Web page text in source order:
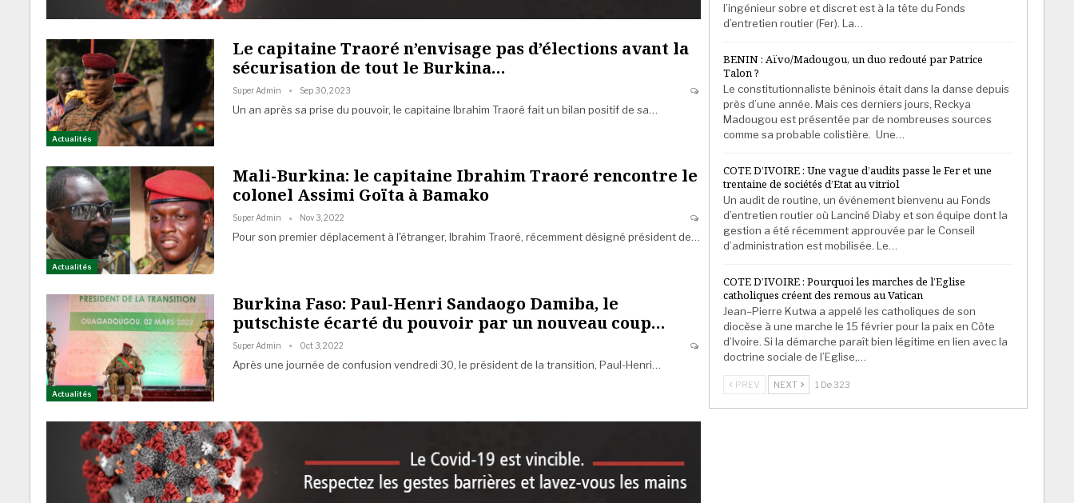
Actualités
Le capitaine Traoré n’envisage pas d’élections avant la
sécurisation de tout le Burkina…
Super Admin Sep 30, 2023
Un an après sa prise du pouvoir, le capitaine Ibrahim Traoré fait un bilan positif de sa…
Actualités
Mali-Burkina: le capitaine Ibrahim Traoré rencontre le
colonel Assimi Goïta à Bamako
Super Admin Nov 3, 2022
Pour son premier déplacement à l'étranger, Ibrahim Traoré, récemment désigné président de…
Actualités
Burkina Faso: Paul-Henri Sandaogo Damiba, le
putschiste écarté du pouvoir par un nouveau coup…
Super Admin Oct 3, 2022
Après une journée de confusion vendredi 30, le président de la transition, Paul-Henri…
l’ingénieur sobre et discret est à la tête du Fonds
d’entretien routier (Fer). La…
BENIN : Aïvo/Madougou, un duo redouté par Patrice
Talon ?
Le constitutionnaliste béninois était dans la danse depuis
près d’une année. Mais ces derniers jours, Reckya
Madougou est présentée par de nombreuses sources
comme sa probable colistière. Une…
COTE D’IVOIRE : Une vague d’audits passe le Fer et une
trentaine de sociétés d’Etat au vitriol
Un audit de routine, un événement bienvenu au Fonds
d’entretien routier où Lanciné Diaby et son équipe dont la
gestion a été récemment approuvée par le Conseil
d’administration est mobilisée. Le…
COTE D’IVOIRE : Pourquoi les marches de l’Eglise
catholiques créent des remous au Vatican
Jean–Pierre Kutwa a appelé les catholiques de son
diocèse à une marche le 15 février pour la paix en Côte
d’Ivoire. Si la démarche paraît bien légitime en lien avec la
doctrine sociale de l’Eglise,…
PREV NEXT 1 De 323